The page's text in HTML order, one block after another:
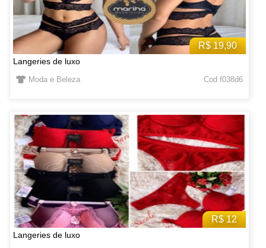
R$ 19,90
Langeries de luxo
Moda e Beleza Cod f038d6
R$ 12
Langeries de luxo